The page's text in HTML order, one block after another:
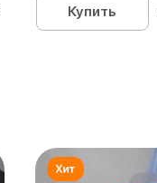
Купить